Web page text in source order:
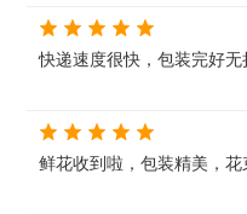
快递速度很快，包装完好无
鲜花收到啦，包装精美，